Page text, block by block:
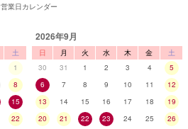
営業日カレンダー
土
1
8
15
22
2026年9月
日 月 火 水 木 金
土
30
31 1 2 3 4
5
6
7 8 9 10 11
12
13
14 15 16 17 18
19
20
21 22 23 24 25
26